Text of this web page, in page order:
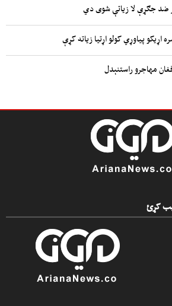
ضد جګړې لا زیاتې شوی دي
اړیکو پیاوړي کولو اړتیا زیاته کړې
مهاجرو راستنېدل
کړئ